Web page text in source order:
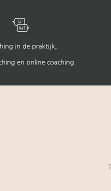
in de praktijk,
en online coaching.